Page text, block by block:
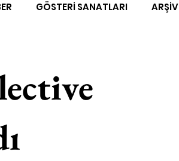
GÖSTERİ SANATLARI ARŞİV
ON SORULUK SOHBETLER